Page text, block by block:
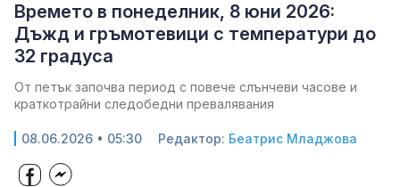
Времето в понеделник, 8 юни 2026:
Дъжд и гръмотевици с температури до
32 градуса
От петък започва период с повече слънчеви часове и
краткотрайни следобедни превалявания
08.06.2026 • 05:30 Редактор: Беатрис Младжова